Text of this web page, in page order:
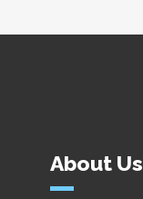
About Us